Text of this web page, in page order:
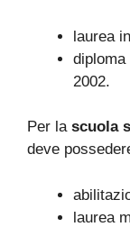
laurea
2002.
Per la scuola
deve
laurea